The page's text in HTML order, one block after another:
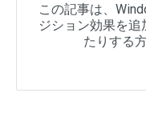
この記事は、
ジション効果を
たりする